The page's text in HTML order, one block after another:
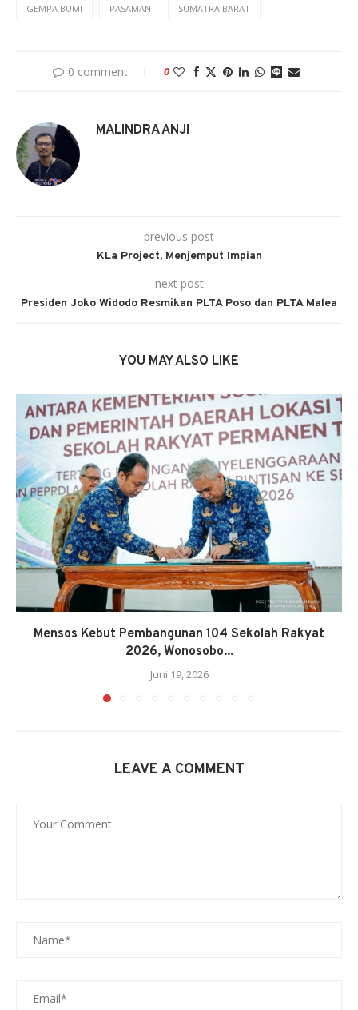
GEMPA BUMI PASAMAN SUMATRA BARAT
0 comment 0
MALINDRA ANJI
previous post
KLa Project, Menjemput Impian
next post
Presiden Joko Widodo Resmikan PLTA Poso dan PLTA Malea
YOU MAY ALSO LIKE
Mensos Kebut Pembangunan 104 Sekolah Rakyat
2026, Wonosobo...
Juni 19, 2026
LEAVE A COMMENT